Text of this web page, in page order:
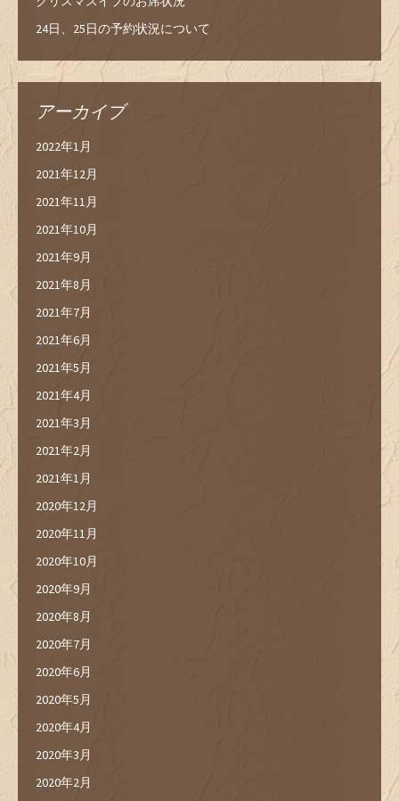
24日、25日の予約状況について
アーカイブ
2022年1月
2021年12月
2021年11月
2021年10月
2021年9月
2021年8月
2021年7月
2021年6月
2021年5月
2021年4月
2021年3月
2021年2月
2021年1月
2020年12月
2020年11月
2020年10月
2020年9月
2020年8月
2020年7月
2020年6月
2020年5月
2020年4月
2020年3月
2020年2月